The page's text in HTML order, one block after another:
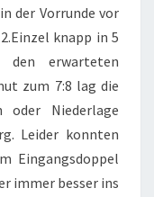
der Vorrunde vor
knapp in 5
den erwarteten
zum 7:8 lag die
oder Niederlage
Leider konnten
Eingangsdoppel
immer besser ins